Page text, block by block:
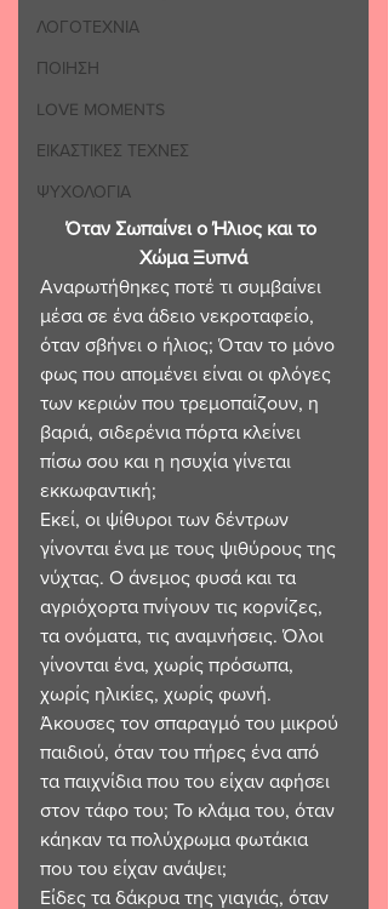
ΛΟΓΟΤΕΧΝΙΑ
ΠΟΙΗΣΗ
LOVE MOMENTS
ΕΙΚΑΣΤΙΚΕΣ ΤΕΧΝΕΣ
ΨΥΧΟΛΟΓΙΑ
Όταν Σωπαίνει ο Ήλιος και το
Χώμα Ξυπνά
Αναρωτήθηκες ποτέ τι συμβαίνει
μέσα σε ένα άδειο νεκροταφείο,
όταν σβήνει ο ήλιος; Όταν το μόνο
φως που απομένει είναι οι φλόγες
των κεριών που τρεμοπαίζουν, η
βαριά, σιδερένια πόρτα κλείνει
πίσω σου και η ησυχία γίνεται
εκκωφαντική;
Εκεί, οι ψίθυροι των δέντρων
γίνονται ένα με τους ψιθύρους της
νύχτας. Ο άνεμος φυσά και τα
αγριόχορτα πνίγουν τις κορνίζες,
τα ονόματα, τις αναμνήσεις. Όλοι
γίνονται ένα, χωρίς πρόσωπα,
χωρίς ηλικίες, χωρίς φωνή.
Άκουσες τον σπαραγμό του μικρού
παιδιού, όταν του πήρες ένα από
τα παιχνίδια που του είχαν αφήσει
στον τάφο του; Το κλάμα του, όταν
κάηκαν τα πολύχρωμα φωτάκια
που του είχαν ανάψει;
Είδες τα δάκρυα της γιαγιάς, όταν